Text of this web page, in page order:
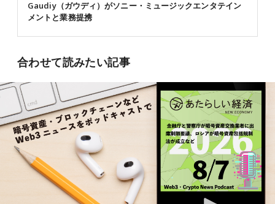
Gaudiy（ガウディ）がソニー・ミュージックエンタテイン
メントと業務提携
合わせて読みたい記事